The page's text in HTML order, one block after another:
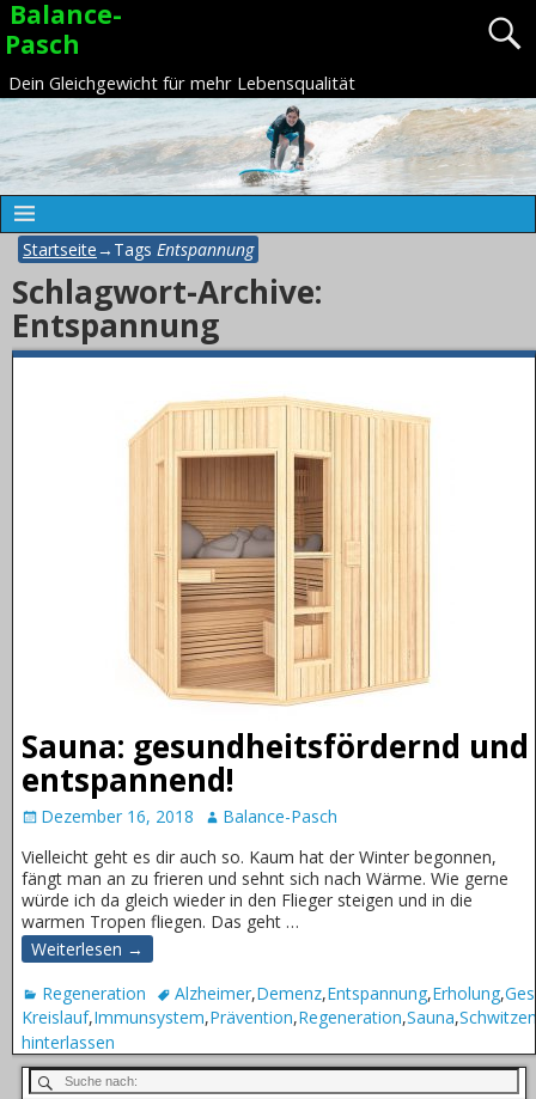
Balance-
Pasch
Dein Gleichgewicht für mehr Lebensqualität
Startseite→Tags Entspannung
Schlagwort-Archive:
Entspannung
Sauna: gesundheitsfördernd und
entspannend!
Dezember 16, 2018
Balance-Pasch
Vielleicht geht es dir auch so. Kaum hat der Winter begonnen,
fängt man an zu frieren und sehnt sich nach Wärme. Wie gerne
würde ich da gleich wieder in den Flieger steigen und in die
warmen Tropen fliegen. Das geht …
Weiterlesen →
Regeneration
Alzheimer,Demenz,Entspannung,Erholung,
Kreislauf,Immunsystem,Prävention,Regeneration,Sauna,Schwitzen
hinterlassen